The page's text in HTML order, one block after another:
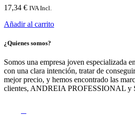
17,34 € IVA Incl.
Añadir al carrito
¿Quienes somos?
Somos una empresa joven especializada
con una clara intención, tratar de
mejor precio, y hemos encontrado las
clientes, ANDREIA PROFESSIONAL y